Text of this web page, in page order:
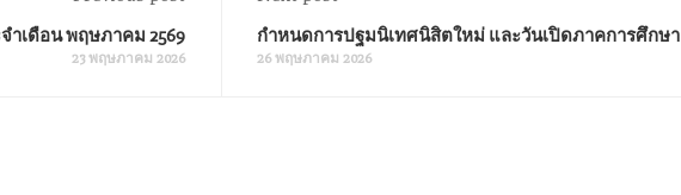
ำเดือน พฤษภาคม 2569
23 พฤษภาคม 2026
กำหนดการปฐมนิเทศนิสิตใหม่ และวันเปิดภาคการศึกษา
26 พฤษภาคม 2026